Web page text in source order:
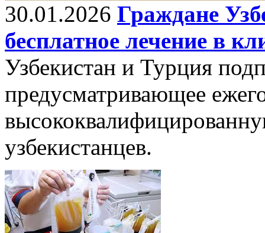
30.01.2026 Граждане
бесплатное лечение в
Узбекистан и Турция
предусматривающее
узбекистанцев.